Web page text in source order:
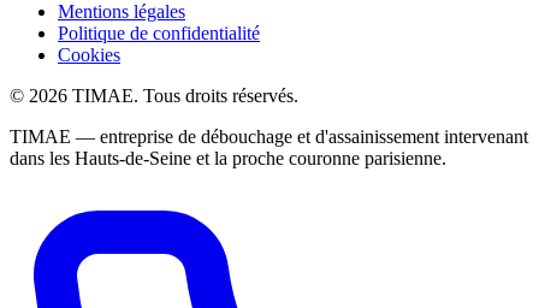
Mentions légales
Politique de confidentialité
Cookies
© 2026 TIMAE. Tous droits réservés.
TIMAE — entreprise de débouchage et d'assainissement intervenant
dans les Hauts-de-Seine et la proche couronne parisienne.